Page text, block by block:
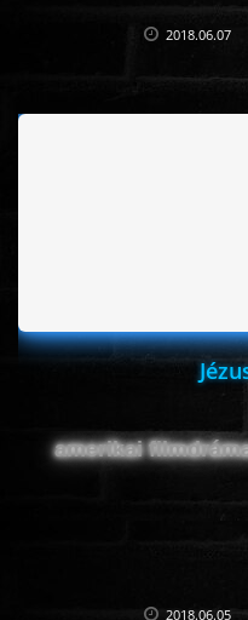
2018.06.07
amerikai
2018.06.05